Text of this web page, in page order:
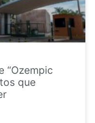
“Ozempic
que